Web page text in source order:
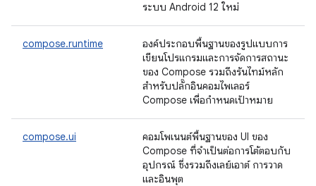
ระบบ Android 12 ใหม่
compose.runtime
องค์ประกอบพื้นฐานของรูปแบบการ
เขียนโปรแกรมและการจัดการสถานะ
ของ Compose รวมถึงรันไทม์หลัก
สำหรับปลั๊กอินคอมไพเลอร์
Compose เพื่อกำหนดเป้าหมาย
compose.ui
คอมโพเนนต์พื้นฐานของ UI ของ
Compose ที่จำเป็นต่อการโต้ตอบกับ
อุปกรณ์ ซึ่งรวมถึงเลย์เอาต์ การวาด
และอินพุต